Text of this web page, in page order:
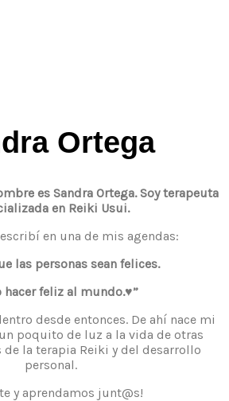
Ortega
es Sandra Ortega. Soy terapeuta
en Reiki Usui.
en una de mis agendas:
las personas sean felices.
hacer feliz al mundo.♥”
desde entonces. De ahí nace mi
poquito de luz a la vida de otras
de la terapia Reiki y del desarrollo
personal.
y aprendamos junt@s!